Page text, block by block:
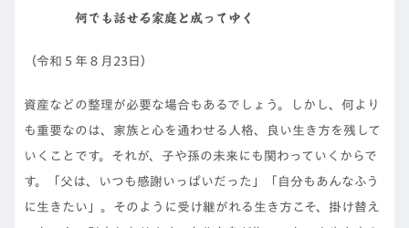
何でも話せる家庭と成ってゆく
（令和５年８月23日）
資産などの整理が必要な場合もあるでしょう。しかし、何より
も重要なのは、家族と心を通わせる人格、良い生き方を残して
いくことです。それが、子や孫の未来にも関わっていくからで
す。「父は、いつも感謝いっぱいだった」「自分もあんなふう
に生きたい」。そのように受け継がれる生き方こそ、掛け替え